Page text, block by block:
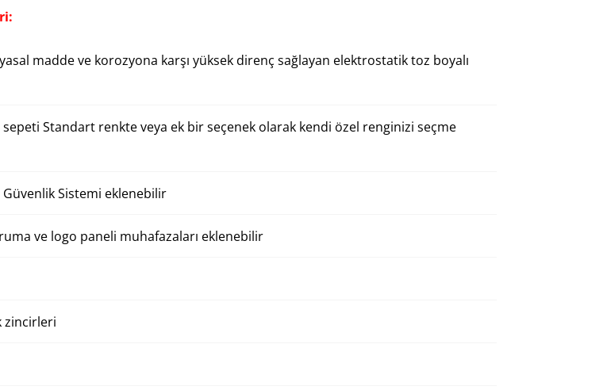
madde ve korozyona karşı yüksek direnç sağlayan elektrostatik toz boyalı
Standart renkte veya ek bir seçenek olarak kendi özel renginizi seçme
Güvenlik Sistemi eklenebilir
ve logo paneli muhafazaları eklenebilir
zincirleri